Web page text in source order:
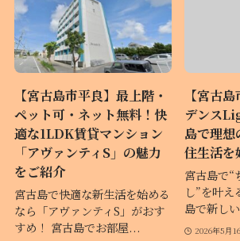
【宮古島市平良】最上階・
ペット可・ネット無料！快
適な1LDK賃貸マンション
「アヴァンティS」の魅力
をご紹介
宮古島で快適な新生活を始める
なら「アヴァンティS」がおす
すめ！ 宮古島でお部屋...
【宮古
デンス
島で理
住生活を
宮古島で“
し”を叶え
島で新し
2026年5月